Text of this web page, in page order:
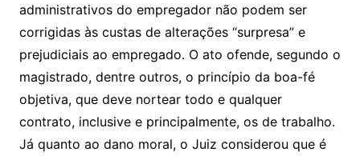
administrativos do empregador não podem ser
corrigidas às custas de alterações “surpresa” e
prejudiciais ao empregado. O ato ofende, segundo o
magistrado, dentre outros, o princípio da boa-fé
objetiva, que deve nortear todo e qualquer
contrato, inclusive e principalmente, os de trabalho.
Já quanto ao dano moral, o Juiz considerou que é